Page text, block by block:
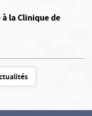
la Clinique de